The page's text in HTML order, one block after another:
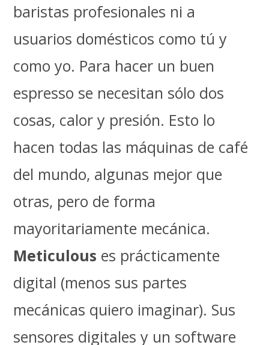
baristas profesionales ni a
usuarios domésticos como tú y
como yo. Para hacer un buen
espresso se necesitan sólo dos
cosas, calor y presión. Esto lo
hacen todas las máquinas de café
del mundo, algunas mejor que
otras, pero de forma
mayoritariamente mecánica.
Meticulous es prácticamente
digital (menos sus partes
mecánicas quiero imaginar). Sus
sensores digitales y un software